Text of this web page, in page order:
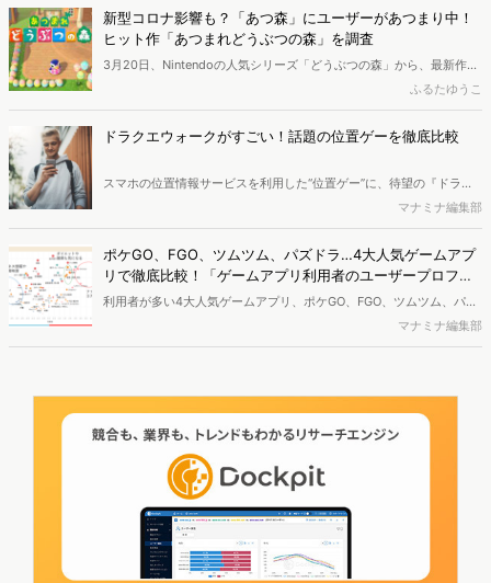
て、圧倒的なグラフィックを持つ作品としてリメイクされました。し
かし、原作発売当時の年齢によって、注目度には違いがあるようで
す。 本作はゲームのリメイク作品において、マーケティング戦略上参
考となる部分が大いにあると考えられます。詳しく見てみましょう。
新型コロナ影響も？「あつ森」にユーザーがあつまり中！
ヒット作「あつまれどうぶつの森」を調査
3月20日、Nintendoの人気シリーズ「どうぶつの森」から、最新作
「あつまれどうぶつの森（以下、あつ森）」がリリースされました
（Nintendo Switch版）。発表から期待が高まっていたところに、新
型コロナウイルスによる外出自粛など予期せぬ情勢も加わり、かなり
のユーザーが動いているようです。そこで今回は、あつ森ユーザーの
ふるたゆうこ
ドラクエウォークがすごい！話題の位置ゲーを徹底比較
スマホの位置情報サービスを利用した“位置ゲー”に、待望の『ドラゴ
ンクエスト』が参入。芸能人、有名人も続々と参戦、twitterなどでも
話題となっています。そこで今回は2019年9月12日に配信を開始した
『ドラゴンクエスト ウォーク』の初速トレンドと、人気”位置ゲー”に
ついてまとめます。これまで『ポケモンGO』が位置ゲーシェアをほぼ
独占していましたが、歴史が長くコアなファンを持つドラクエが参入
したことによって、”位置ゲー”マーケットにどんな動きが生まれたの
か、マーケティング分析サービス「eMark+」を使って分析しまし
た。
マナミナ編集部
ポケGO、FGO、ツムツム、パズドラ…4大人気ゲームアプ
リで徹底比較！「ゲームアプリ利用者のユーザープロファ
イル」レポート
利用者が多い4大人気ゲームアプリ、ポケGO、FGO、ツムツム、パズ
ドラについて、アンケート調査とスマホアプリのログデータを用いて
ユーザー像を徹底比較。それぞれのユーザー特徴が明らかになりまし
マナミナ編集部